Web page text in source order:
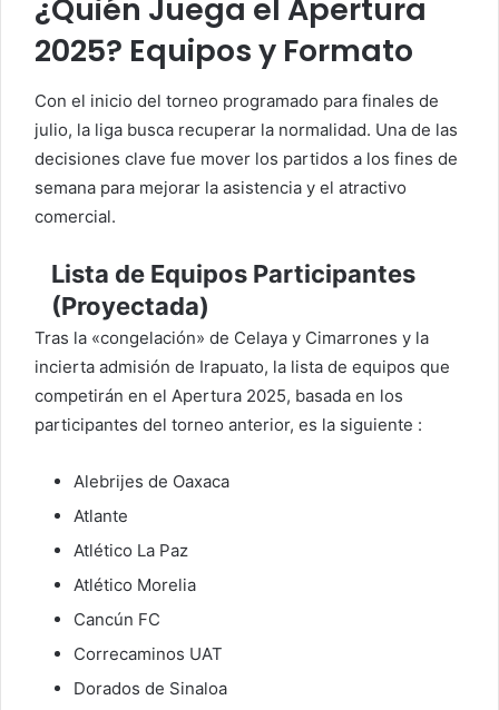
¿Quién Juega el Apertura
2025? Equipos y Formato
Con el inicio del torneo programado para finales de
julio, la liga busca recuperar la normalidad. Una de las
decisiones clave fue mover los partidos a los fines de
semana para mejorar la asistencia y el atractivo
comercial.
Lista de Equipos Participantes
(Proyectada)
Tras la «congelación» de Celaya y Cimarrones y la
incierta admisión de Irapuato, la lista de equipos que
competirán en el Apertura 2025, basada en los
participantes del torneo anterior, es la siguiente :
Alebrijes de Oaxaca
Atlante
Atlético La Paz
Atlético Morelia
Cancún FC
Correcaminos UAT
Dorados de Sinaloa